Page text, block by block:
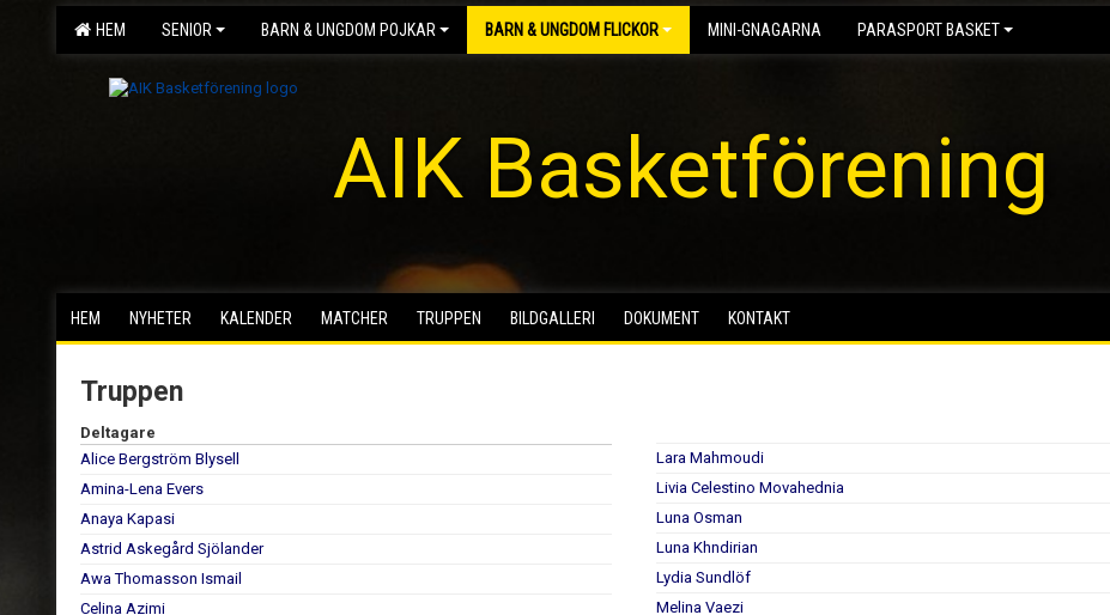
HEM SENIOR BARN & UNGDOM POJKAR BARN & UNGDOM FLICKOR MINI-GNAGARNA PARASPORT BASKET
AIK Basketförening
HEM NYHETER KALENDER MATCHER TRUPPEN BILDGALLERI DOKUMENT KONTAKT
Truppen
Deltagare
Alice Bergström Blysell
Amina-Lena Evers
Anaya Kapasi
Astrid Askegård Sjölander
Awa Thomasson Ismail
Celina Azimi
Lara Mahmoudi
Livia Celestino Movahednia
Luna Osman
Luna Khndirian
Lydia Sundlöf
Melina Vaezi